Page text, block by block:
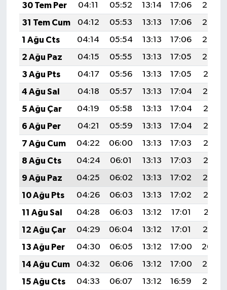
30 Tem Per
04:11 05:52 13:14 17:06
20:25
31 Tem Cum
04:12 05:53 13:13 17:06
20:24
1 Ağu Cts
04:14 05:54 13:13 17:06
20:23
2 Ağu Paz
04:15 05:55 13:13 17:05
20:22
3 Ağu Pts
04:17 05:56 13:13 17:05
20:21
4 Ağu Sal
04:18 05:57 13:13 17:04
20:19
5 Ağu Çar
04:19 05:58 13:13 17:04
20:18
6 Ağu Per
04:21 05:59 13:13 17:04
20:17
7 Ağu Cum
04:22 06:00 13:13 17:03
20:16
8 Ağu Cts
04:24 06:01 13:13 17:03
20:15
9 Ağu Paz
04:25 06:02 13:13 17:02
20:14
10 Ağu Pts
04:26 06:03 13:13 17:02
20:13
11 Ağu Sal
04:28 06:03 13:12 17:01
20:11
12 Ağu Çar
04:29 06:04 13:12 17:01
20:10
13 Ağu Per
04:30 06:05 13:12 17:00
20:09
14 Ağu Cum
04:32 06:06 13:12 17:00
20:07
15 Ağu Cts
04:33 06:07 13:12 16:59
20:06